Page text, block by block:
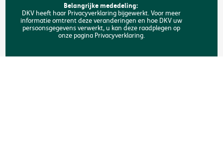
Zoeken
Belangrijke mededeling:
DKV heeft haar Privacyverklaring bijgewerkt. Voor meer
informatie omtrent deze veranderingen en hoe DKV uw
persoonsgegevens verwerkt, u kan deze raadplegen op
onze pagina Privacyverklaring.